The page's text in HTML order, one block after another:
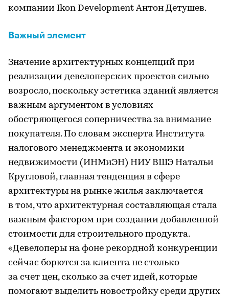
компании Ikon Development Антон Детушев.
Важный элемент
Значение архитектурных концепций при
реализации девелоперских проектов сильно
возросло, поскольку эстетика зданий является
важным аргументом в условиях
обостряющегося соперничества за внимание
покупателя. По словам эксперта Института
налогового менеджмента и экономики
недвижимости (ИНМиЭН) НИУ ВШЭ Натальи
Кругловой, главная тенденция в сфере
архитектуры на рынке жилья заключается
в том, что архитектурная составляющая стала
важным фактором при создании добавленной
стоимости для строительного продукта.
«Девелоперы на фоне рекордной конкуренции
сейчас борются за клиента не столько
за счет цен, сколько за счет идей, которые
помогают выделить новостройку среди других